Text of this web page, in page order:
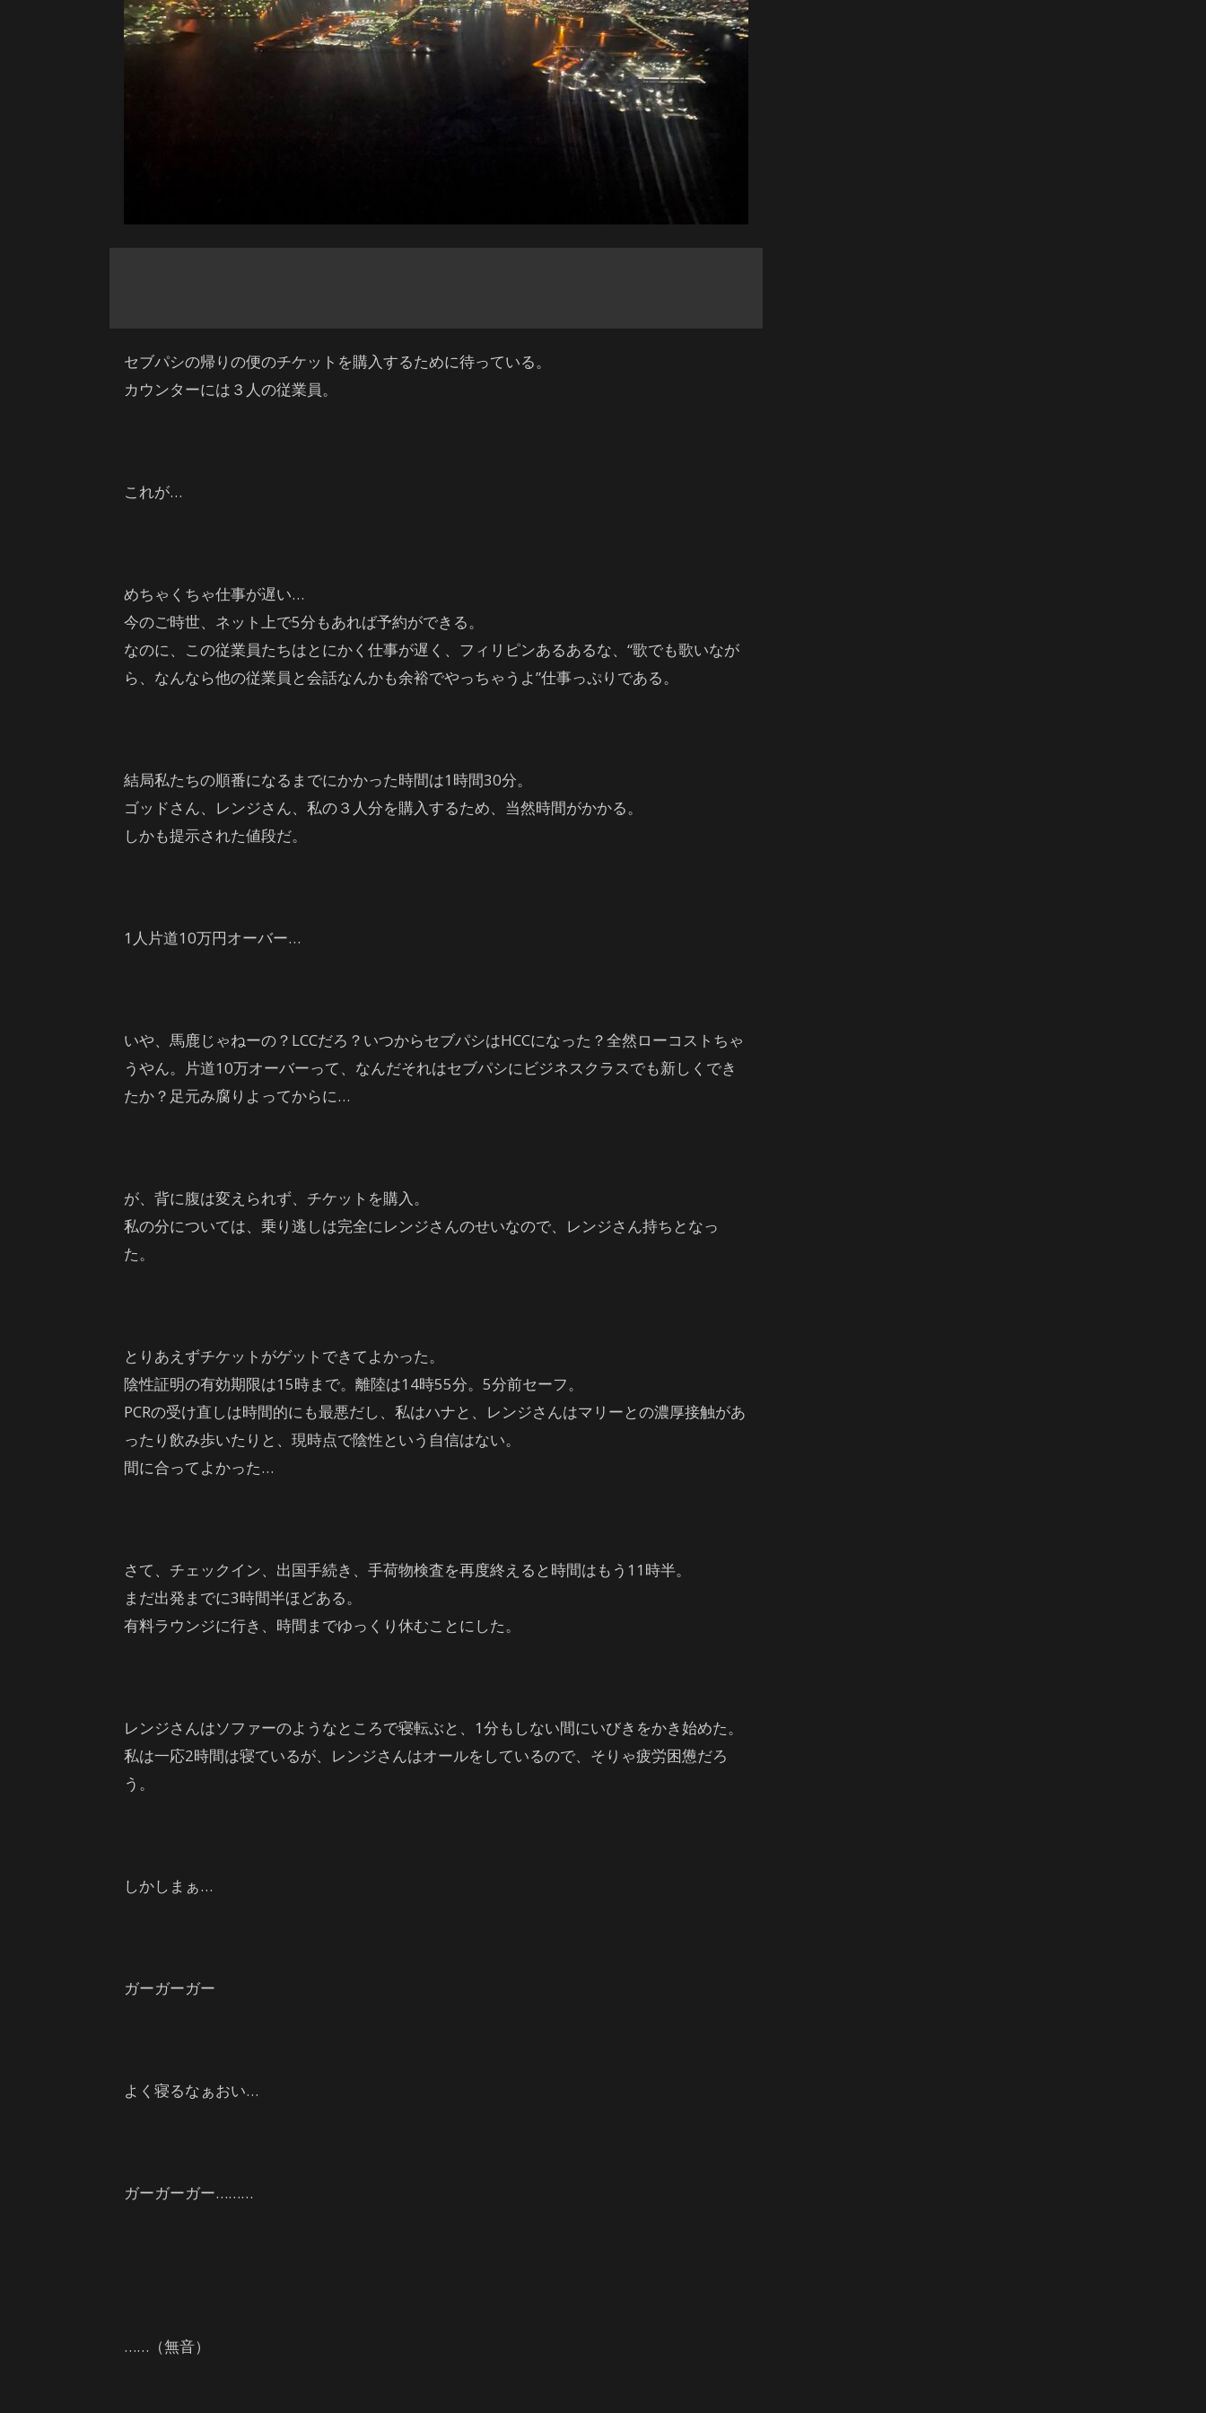
セブパシの帰りの便のチケットを購入するために待っている。
カウンターには３人の従業員。
これが…
めちゃくちゃ仕事が遅い…
今のご時世、ネット上で5分もあれば予約ができる。
なのに、この従業員たちはとにかく仕事が遅く、フィリピンあるあるな、“歌でも歌いなが
ら、なんなら他の従業員と会話なんかも余裕でやっちゃうよ”仕事っぷりである。
結局私たちの順番になるまでにかかった時間は1時間30分。
ゴッドさん、レンジさん、私の３人分を購入するため、当然時間がかかる。
しかも提示された値段だ。
1人片道10万円オーバー…
いや、馬鹿じゃねーの？LCCだろ？いつからセブパシはHCCになった？全然ローコストちゃ
うやん。片道10万オーバーって、なんだそれはセブパシにビジネスクラスでも新しくでき
たか？足元み腐りよってからに…
が、背に腹は変えられず、チケットを購入。
私の分については、乗り逃しは完全にレンジさんのせいなので、レンジさん持ちとなっ
た。
とりあえずチケットがゲットできてよかった。
陰性証明の有効期限は15時まで。離陸は14時55分。5分前セーフ。
PCRの受け直しは時間的にも最悪だし、私はハナと、レンジさんはマリーとの濃厚接触があ
ったり飲み歩いたりと、現時点で陰性という自信はない。
間に合ってよかった…
さて、チェックイン、出国手続き、手荷物検査を再度終えると時間はもう11時半。
まだ出発までに3時間半ほどある。
有料ラウンジに行き、時間までゆっくり休むことにした。
レンジさんはソファーのようなところで寝転ぶと、1分もしない間にいびきをかき始めた。
私は一応2時間は寝ているが、レンジさんはオールをしているので、そりゃ疲労困憊だろ
う。
しかしまぁ…
ガーガーガー
よく寝るなぁおい…
ガーガーガー………
……（無音）